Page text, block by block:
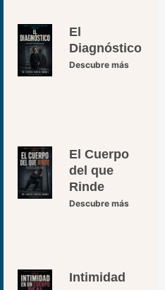
El
Diagnóstico
Descubre más
El Cuerpo
del que
Rinde
Descubre más
Intimidad